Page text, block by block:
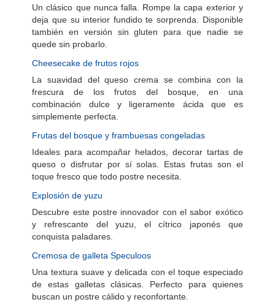
Un clásico que nunca falla. Rompe la capa exterior y
deja que su interior fundido te sorprenda. Disponible
también en versión sin gluten para que nadie se
quede sin probarlo.
Cheesecake de frutos rojos
La suavidad del queso crema se combina con la
frescura de los frutos del bosque, en una
combinación dulce y ligeramente ácida que es
simplemente perfecta.
Frutas del bosque y frambuesas congeladas
Ideales para acompañar helados, decorar tartas de
queso o disfrutar por sí solas. Estas frutas son el
toque fresco que todo postre necesita.
Explosión de yuzu
Descubre este postre innovador con el sabor exótico
y refrescante del yuzu, el cítrico japonés que
conquista paladares.
Cremosa de galleta Speculoos
Una textura suave y delicada con el toque especiado
de estas galletas clásicas. Perfecto para quienes
buscan un postre cálido y reconfortante.